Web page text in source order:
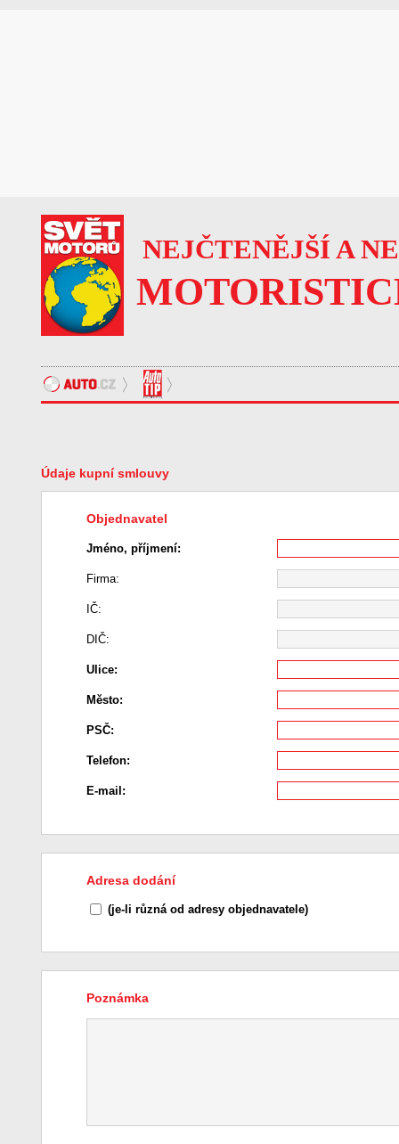
NEJČTENĚJŠÍ A
Údaje kupní smlouvy
Objednavatel
Jméno, příjmení:
Firma:
IČ:
DIČ:
Ulice:
Město:
PSČ:
Telefon:
E-mail:
Adresa dodání
(je-li různá od adresy objednavatele)
Poznámka